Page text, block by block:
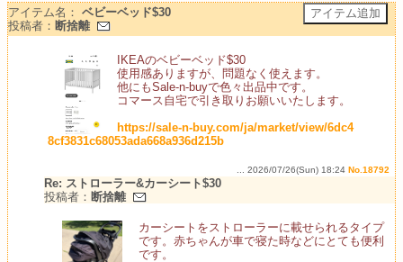
アイテム名： ベビーベッド$30
投稿者： 断捨離
IKEAのベビーベッド$30
使用感ありますが、問題なく使えます。
他にもSale-n-buyで色々出品中です。
コマース自宅で引き取りお願いいたします。
https://sale-n-buy.com/ja/market/view/6dc4
8cf3831c68053ada668a936d215b
... 2026/07/26(Sun) 18:24 No.18792
Re: ストローラー&カーシート$30
投稿者： 断捨離
カーシートをストローラーに載せられるタイプ
です。赤ちゃんが車で寝た時などにとても便利
です。